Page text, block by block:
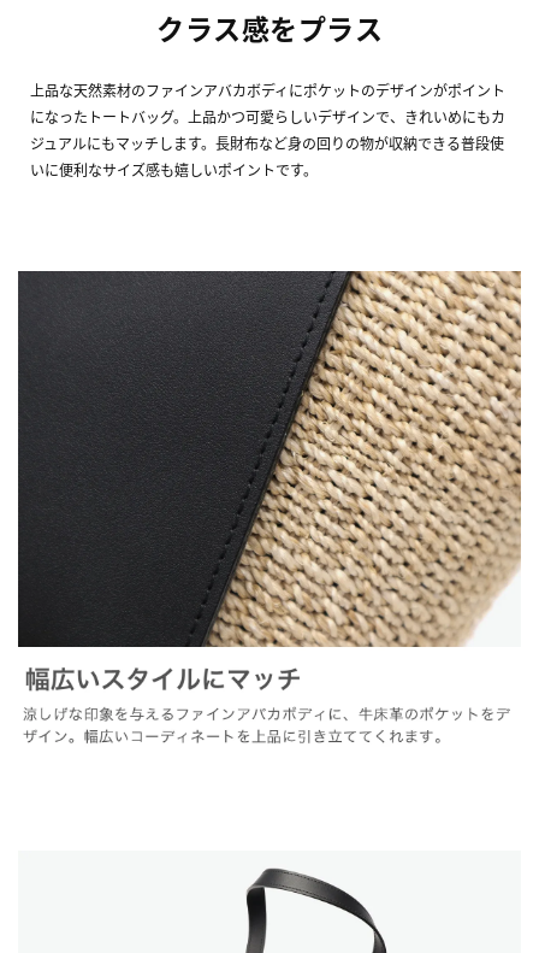
クラス感をプラス
上品な天然素材のファインアバカボディにポケットのデザインがポイント
になったトートバッグ。上品かつ可愛らしいデザインで、きれいめにもカ
ジュアルにもマッチします。長財布など身の回りの物が収納できる普段使
いに便利なサイズ感も嬉しいポイントです。